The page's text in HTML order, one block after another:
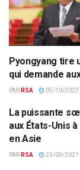
ASIE
Pyongyang tire
qui demande
PAR RSA 05/10/2022
CORÉE DU NORD
La puissante
aux États-Unis
en Asie
PAR RSA 23/03/2021